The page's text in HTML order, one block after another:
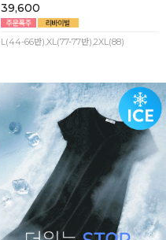
39,600
L(44-66반),XL(77-77반),2XL(88)